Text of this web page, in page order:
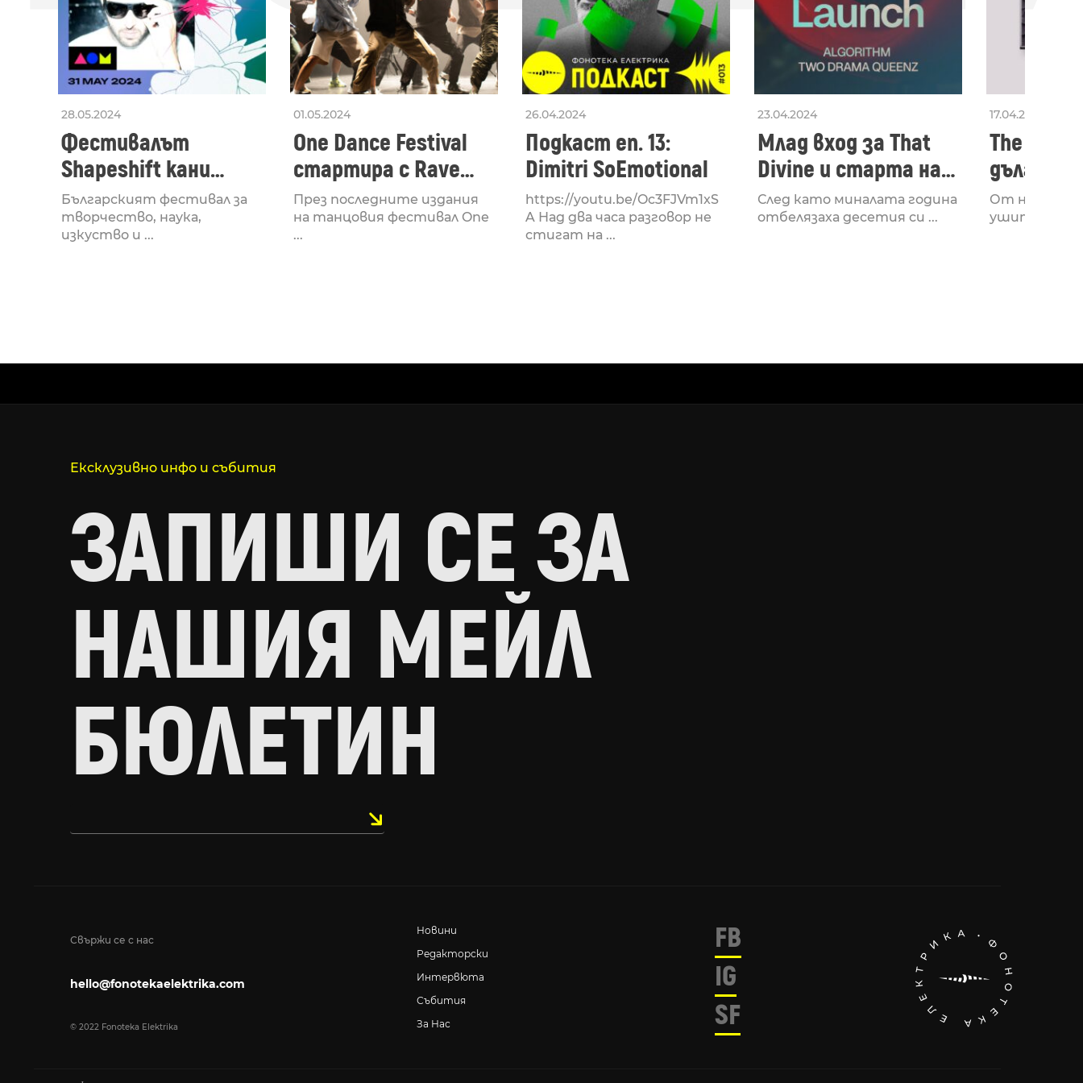
28.05.2024
Фестивалът
Shapeshift кани
Fabrizio Mammarella
за откриването си
Българският фестивал за
творчество, наука,
изкуство и ...
01.05.2024
One Dance Festival
стартира с Rave
Lucid, посветен на
рейв културата
През последните издания
на танцовия фестивал One
...
26.04.2024
Подкаст еп. 13:
Dimitri SoEmotional
https://youtu.be/Oc3FJVm1xS
A Над два часа разговор не
стигат на ...
23.04.2024
Млад вход за That
Divine и старта на
лейбъла им
След като миналата година
отбелязаха десетия си ...
17.04.2024
The
втори
излезе
От няколко
ушите и
Ексклузивно инфо и събития
ЗАПИШИ СЕ ЗА
НАШИЯ МЕЙЛ
БЮЛЕТИН
Свържи се с нас
hello@fonotekaelektrika.com
© 2022 Fonoteka Elektrika
Новини
Редакторски
Интервюта
Събития
За Нас
FB
IG
SF